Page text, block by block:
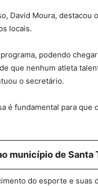
David Moura, destacou
locais.
podendo
que nenhum atleta
o secretário.
é fundamental para
município de Santa
do esporte e suas